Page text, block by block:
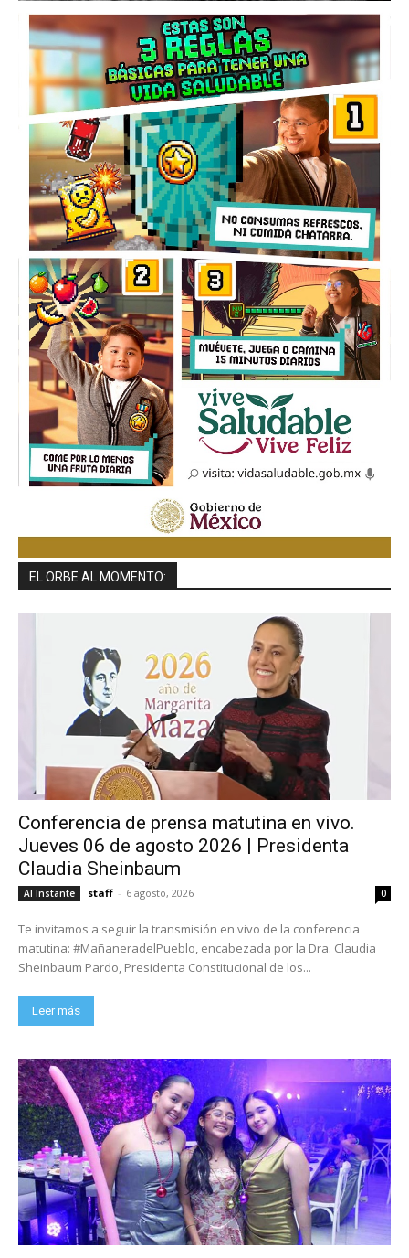
EL ORBE AL MOMENTO:
Conferencia de prensa matutina en vivo.
Jueves 06 de agosto 2026 | Presidenta
Claudia Sheinbaum
Al Instante staff - 6 agosto, 2026 0
Te invitamos a seguir la transmisión en vivo de la conferencia
matutina: #MañaneradelPueblo, encabezada por la Dra. Claudia
Sheinbaum Pardo, Presidenta Constitucional de los...
Leer más